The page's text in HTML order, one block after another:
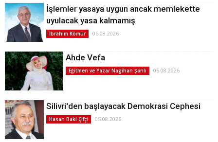
İşlemler yasaya uygun ancak memlekette
uyulacak yasa kalmamış
İbrahim Kömür 06.08.2026
Ahde Vefa
Eğitmen ve Yazar Nagihan Şanlı 05.08.2026
Silivri'den başlayacak Demokrasi Cephesi
Hasan Baki Çifçi 05.08.2026